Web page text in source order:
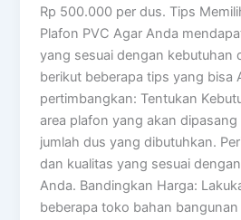
Rp 500.000 per dus. Tips
Plafon PVC Agar Anda
yang sesuai dengan kebutuhan
berikut beberapa tips yang bisa
pertimbangkan: Tentukan
area plafon yang akan
jumlah dus yang dibutuhkan.
dan kualitas yang sesuai
Anda. Bandingkan Harga:
beberapa toko bahan